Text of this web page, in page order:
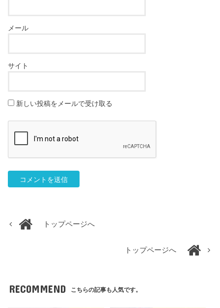
メール
サイト
新しい投稿をメールで受け取る
トップページへ
トップページへ
RECOMMEND こちらの記事も人気です。